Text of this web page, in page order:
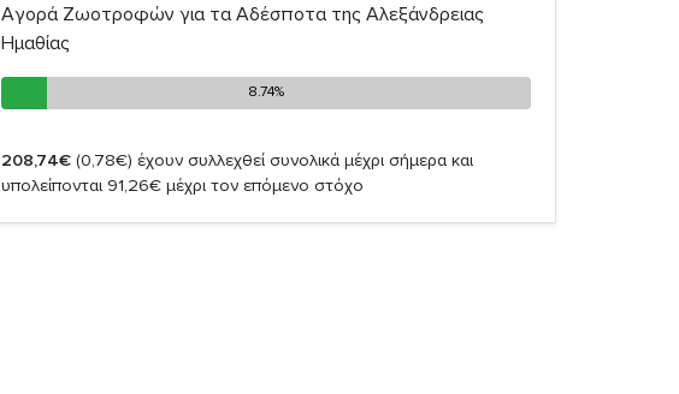
Αγορά Ζωοτροφών για τα Αδέσποτα της Αλεξάνδρειας
Ημαθίας
8.74%
8.74%
208,74€ (0,78€) έχουν συλλεχθεί συνολικά μέχρι σήμερα και
υπολείπονται 91,26€ μέχρι τον επόμενο στόχο